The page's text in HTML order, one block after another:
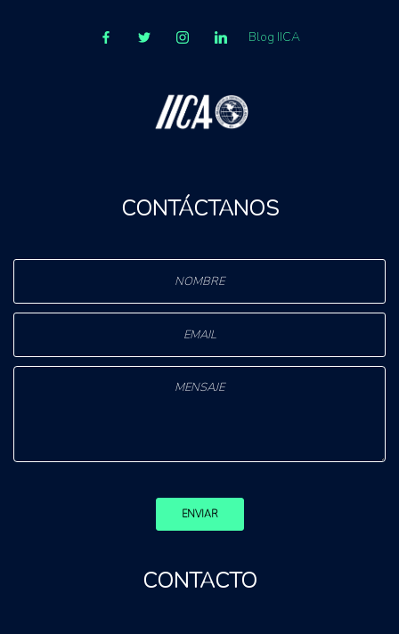
Blog IICA
CONTÁCTANOS
ENVIAR
CONTACTO